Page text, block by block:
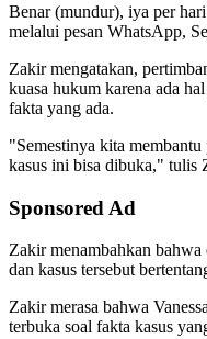
Benar (mundur), iya per
melalui pesan WhatsApp,
Zakir mengatakan,
kuasa hukum karena ada
fakta yang ada.
"Semestinya kita
kasus ini bisa dibuka," tulis
Sponsored Ad
Zakir menambahkan
dan kasus tersebut
Zakir merasa bahwa
terbuka soal fakta kasus